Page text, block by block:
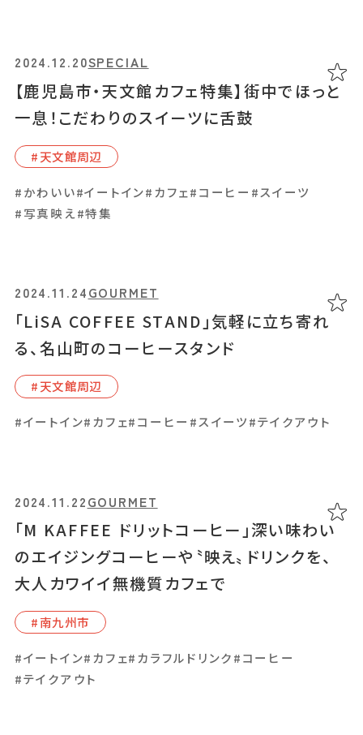
【鹿児島市・天文館カフェ特集】街中でほっと
一息！こだわりのスイーツに舌鼓
2024.12.20SPECIAL
#天⽂館周辺
#かわいい#イートイン#カフェ#コーヒー #スイーツ
#写真映え#特集
「LiSA COFFEE STAND」気軽に立ち寄れ
る、名山町のコーヒースタンド
2024.11.24GOURMET
#天⽂館周辺
#イートイン#カフェ#コーヒー #スイーツ#テイクアウト
「M KAFFEE ドリットコーヒー」深い味わい
のエイジングコーヒーや〝映え〟ドリンクを、
大人カワイイ無機質カフェで
2024.11.22GOURMET
#南九州市
#イートイン#カフェ#カラフルドリンク#コーヒー
#テイクアウト
サンドイッチや、人気のプリンが味わえるカフ
ェ
#⽇置市
「お肉の直売所 伊佐」鹿児島県産黒毛和牛な
ど高品質なお肉が購入でき、気軽に味わえる
セルフ焼肉のお店
#伊佐市
#BBQ#お土産#しゃぶしゃぶ #イートイン #スイーツ
フルーツサンドとワッフルで話題の
「DeSSeRT（デセール）」、子どもから大人ま
で愛されるケーキ店
#鹿児島駅周辺
#かわいい#イートイン